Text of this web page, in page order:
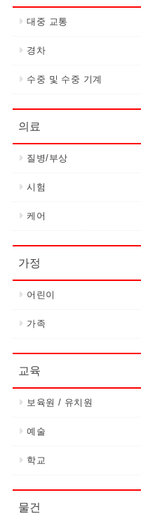
대중 교통
경차
수중 및 수중 기계
의료
질병/부상
시험
케어
가정
어린이
가족
교육
보육원 / 유치원
예술
학교
물건